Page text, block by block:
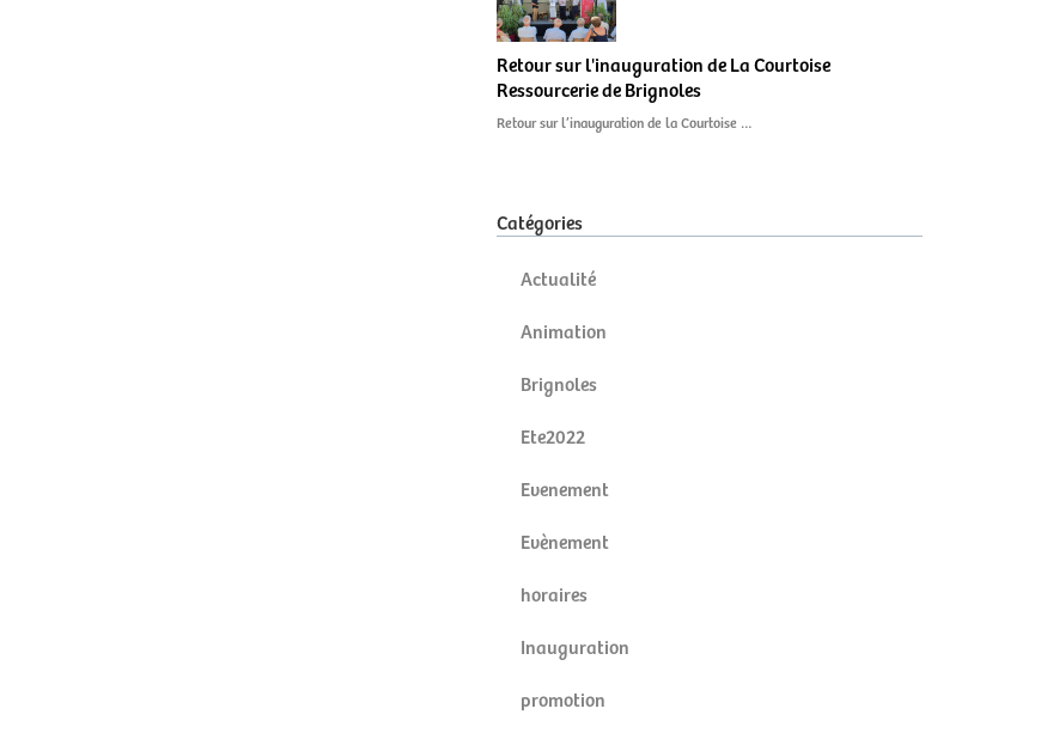
Retour sur l'inauguration de La Courtoise
Ressourcerie de Brignoles
Retour sur l’inauguration de la Courtoise …
Catégories
Actualité
Animation
Brignoles
Ete2022
Evenement
Evènement
horaires
Inauguration
promotion